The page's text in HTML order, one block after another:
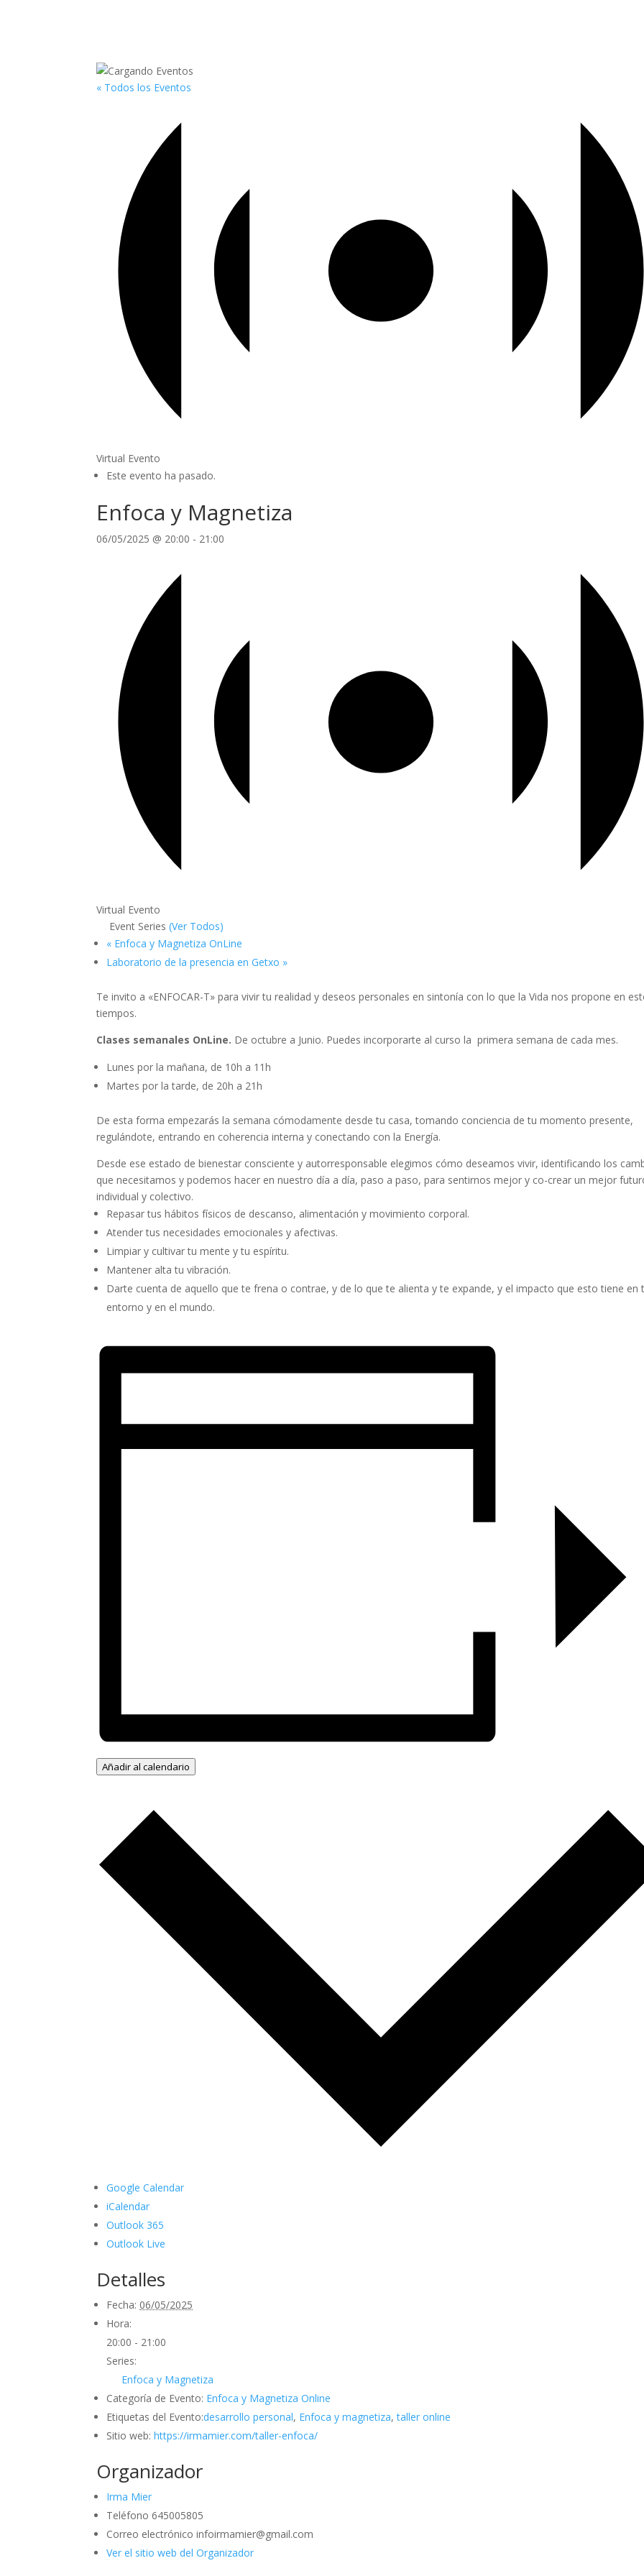
« Todos los Eventos
Virtual Evento
Este evento ha pasado.
Enfoca y Magnetiza
06/05/2025 @ 20:00 - 21:00
Virtual Evento
Event Series(Ver Todos)
« Enfoca y Magnetiza OnLine
Laboratorio de la presencia en Getxo »
Te invito a «ENFOCAR-T» para vivir tu realidad y deseos personales en sintonía con lo que la Vida nos propone en
tiempos.
Clases semanales OnLine. De octubre a Junio. Puedes incorporarte al curso la primera semana de cada mes.
Lunes por la mañana, de 10h a 11h
Martes por la tarde, de 20h a 21h
De esta forma empezarás la semana cómodamente desde tu casa, tomando conciencia de tu momento presente,
regulándote, entrando en coherencia interna y conectando con la Energía.
Desde ese estado de bienestar consciente y autorresponsable elegimos cómo deseamos vivir, identificando los
que necesitamos y podemos hacer en nuestro día a día, paso a paso, para sentirnos mejor y co-crear un mejor
individual y colectivo.
Repasar tus hábitos físicos de descanso, alimentación y movimiento corporal.
Atender tus necesidades emocionales y afectivas.
Limpiar y cultivar tu mente y tu espíritu.
Mantener alta tu vibración.
Darte cuenta de aquello que te frena o contrae, y de lo que te alienta y te expande, y el impacto que esto tiene en
entorno y en el mundo.
Añadir al calendario
Google Calendar
iCalendar
Outlook 365
Outlook Live
Detalles
Fecha: 06/05/2025
Hora:
20:00 - 21:00
Series:
Enfoca y Magnetiza
Categoría de Evento: Enfoca y Magnetiza Online
Etiquetas del Evento:desarrollo personal, Enfoca y magnetiza,taller online
Sitio web: https://irmamier.com/taller-enfoca/
Organizador
Irma Mier
Teléfono645005805
Correo electrónicoinfoirmamier@gmail.com
Ver el sitio web del Organizador